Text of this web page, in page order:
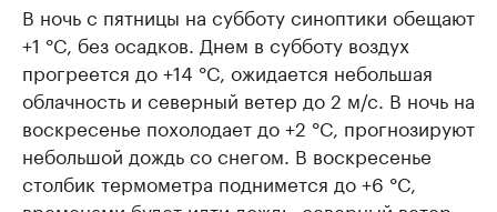
В ночь с пятницы на субботу синоптики обещают
+1 °C, без осадков. Днем в субботу воздух
прогреется до +14 °C, ожидается небольшая
облачность и северный ветер до 2 м/с. В ночь на
воскресенье похолодает до +2 °C, прогнозируют
небольшой дождь со снегом. В воскресенье
столбик термометра поднимется до +6 °C,